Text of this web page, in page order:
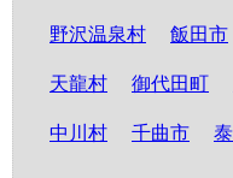
野沢温泉村 飯田市
天龍村 御代田町
中川村 千曲市